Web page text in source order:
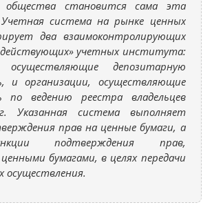
общества становится сама эта
Учетная система на рынке ценных
два взаимоконтролирующих
действующих» учетных института:
осуществляющие депозитарную
и организации, осуществляющие
по ведению реестра владельцев
Указанная система выполняет
прав на ценные бумаги, а
подтверждения прав,
бумагами, в целях передачи
осуществления.